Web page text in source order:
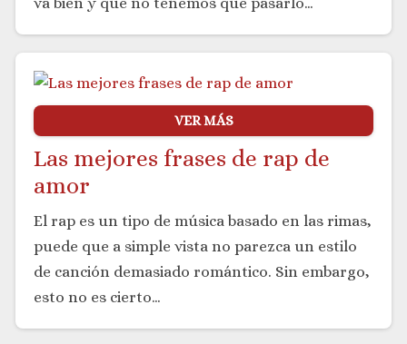
VER MÁS
Las mejores frases de rap de
amor
El rap es un tipo de música basado en las rimas,
puede que a simple vista no parezca un estilo
de canción demasiado romántico. Sin embargo,
esto no es cierto…